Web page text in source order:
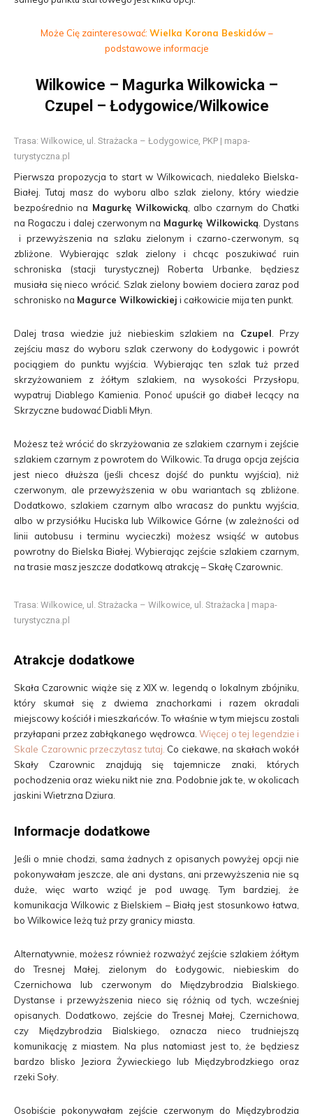
Może Cię zainteresować: Wielka Korona Beskidów –
podstawowe informacje
Wilkowice – Magurka Wilkowicka –
Czupel – Łodygowice/Wilkowice
Trasa: Wilkowice, ul. Strażacka – Łodygowice, PKP | mapa-
turystyczna.pl
Pierwsza propozycja to start w Wilkowicach, niedaleko Bielska-
Białej. Tutaj masz do wyboru albo szlak zielony, który wiedzie
bezpośrednio na Magurkę Wilkowicką, albo czarnym do Chatki
na Rogaczu i dalej czerwonym na Magurkę Wilkowicką . Dystans
i przewyższenia na szlaku zielonym i czarno-czerwonym, są
zbliżone. Wybierając szlak zielony i chcąc poszukiwać ruin
schroniska (stacji turystycznej) Roberta Urbanke, będziesz
musiała się nieco wrócić. Szlak zielony bowiem dociera zaraz pod
schronisko na Magurce Wilkowickiej i całkowicie mija ten punkt.
Dalej trasa wiedzie już niebieskim szlakiem na Czupel . Przy
zejściu masz do wyboru szlak czerwony do Łodygowic i powrót
pociągiem do punktu wyjścia. Wybierając ten szlak tuż przed
skrzyżowaniem z żółtym szlakiem, na wysokości Przysłopu,
wypatruj Diablego Kamienia. Ponoć upuścił go diabeł lecący na
Skrzyczne budować Diabli Młyn.
Możesz też wrócić do skrzyżowania ze szlakiem czarnym i zejście
szlakiem czarnym z powrotem do Wilkowic. Ta druga opcja zejścia
jest nieco dłuższa (jeśli chcesz dojść do punktu wyjścia), niż
czerwonym, ale przewyższenia w obu wariantach są zbliżone.
Dodatkowo, szlakiem czarnym albo wracasz do punktu wyjścia,
albo w przysiółku Huciska lub Wilkowice Górne (w zależności od
linii autobusu i terminu wycieczki) możesz wsiąść w autobus
powrotny do Bielska Białej. Wybierając zejście szlakiem czarnym,
na trasie masz jeszcze dodatkową atrakcję – Skałę Czarownic.
Trasa: Wilkowice, ul. Strażacka – Wilkowice, ul. Strażacka | mapa-
turystyczna.pl
Atrakcje dodatkowe
Skała Czarownic wiąże się z XIX w. legendą o lokalnym zbójniku,
który skumał się z dwiema znachorkami i razem okradali
miejscowy kościół i mieszkańców. To właśnie w tym miejscu zostali
przyłapani przez zabłąkanego wędrowca. Więcej o tej legendzie i
Skale Czarownic przeczytasz tutaj. Co ciekawe, na skałach wokół
Skały Czarownic znajdują się tajemnicze znaki, których
pochodzenia oraz wieku nikt nie zna. Podobnie jak te, w okolicach
jaskini Wietrzna Dziura.
Informacje dodatkowe
Jeśli o mnie chodzi, sama żadnych z opisanych powyżej opcji nie
pokonywałam jeszcze, ale ani dystans, ani przewyższenia nie są
duże, więc warto wziąć je pod uwagę. Tym bardziej, że
komunikacja Wilkowic z Bielskiem – Białą jest stosunkowo łatwa,
bo Wilkowice leżą tuż przy granicy miasta.
Alternatywnie, możesz również rozważyć zejście szlakiem żółtym
do Tresnej Małej, zielonym do Łodygowic, niebieskim do
Czernichowa lub czerwonym do Międzybrodzia Bialskiego.
Dystanse i przewyższenia nieco się różnią od tych, wcześniej
opisanych. Dodatkowo, zejście do Tresnej Małej, Czernichowa,
czy Międzybrodzia Bialskiego, oznacza nieco trudniejszą
komunikację z miastem. Na plus natomiast jest to, że będziesz
bardzo blisko Jeziora Żywieckiego lub Międzybrodzkiego oraz
rzeki Soły.
Osobiście pokonywałam zejście czerwonym do Międzybrodzia